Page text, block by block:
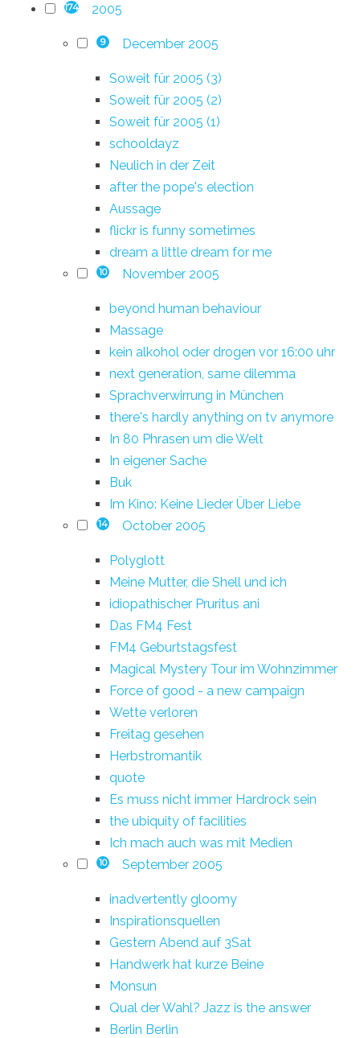
174 2005
9 December 2005
Soweit für 2005 (3)
Soweit für 2005 (2)
Soweit für 2005 (1)
schooldayz
Neulich in der Zeit
after the pope's election
Aussage
flickr is funny sometimes
dream a little dream for me
10 November 2005
beyond human behaviour
Massage
kein alkohol oder drogen vor 16:00 uhr
next generation, same dilemma
Sprachverwirrung in München
there's hardly anything on tv anymore
In 80 Phrasen um die Welt
In eigener Sache
Buk
Im Kino: Keine Lieder Über Liebe
14 October 2005
Polyglott
Meine Mutter, die Shell und ich
idiopathischer Pruritus ani
Das FM4 Fest
FM4 Geburtstagsfest
Magical Mystery Tour im Wohnzimmer
Force of good - a new campaign
Wette verloren
Freitag gesehen
Herbstromantik
quote
Es muss nicht immer Hardrock sein
the ubiquity of facilities
Ich mach auch was mit Medien
10 September 2005
inadvertently gloomy
Inspirationsquellen
Gestern Abend auf 3Sat
Handwerk hat kurze Beine
Monsun
Qual der Wahl? Jazz is the answer
Berlin Berlin